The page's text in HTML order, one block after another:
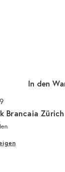
In den
Brancaia Zürich